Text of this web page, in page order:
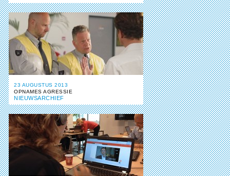
23 AUGUSTUS 2013
OPNAMES AGRESSIE
NIEUWSARCHIEF